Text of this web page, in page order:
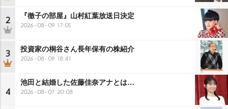
2 『徹子の部屋』山村紅葉放送日決定
2026-08-09 17:05
3 投資家の桐谷さん長年保有の株紹介
2026-08-09 18:41
4
池田と結婚した佐藤佳奈アナとは…
2026-08-07 20:08